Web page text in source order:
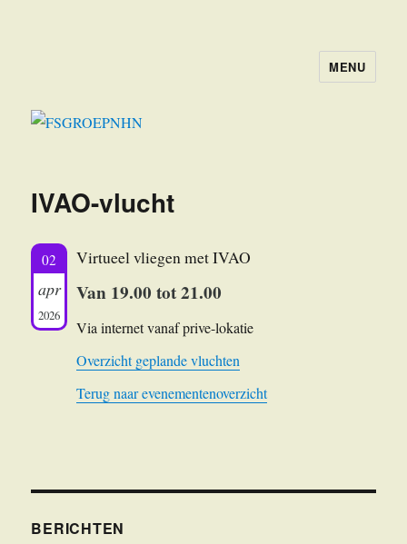
MENU
IVAO-vlucht
02
apr
2026
Virtueel vliegen met IVAO
Van 19.00 tot 21.00
Via internet vanaf prive-lokatie
Overzicht geplande vluchten
Terug naar evenementenoverzicht
BERICHTEN